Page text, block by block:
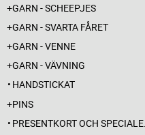
GARN - SCHEEPJES
GARN - SVARTA FÅRET
GARN - VENNE
GARN - VÄVNING
HANDSTICKAT
PINS
PRESENTKORT OCH SPECIALERBJUDANDEN